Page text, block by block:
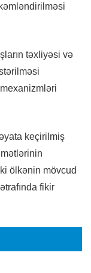
təxliyəsi və
keçirilmiş
ölkənin mövcud
fikir